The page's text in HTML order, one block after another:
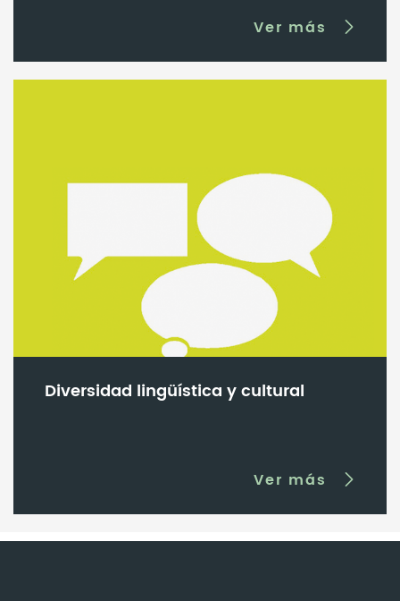
Ver más
Diversidad lingüística y cultural
Ver más